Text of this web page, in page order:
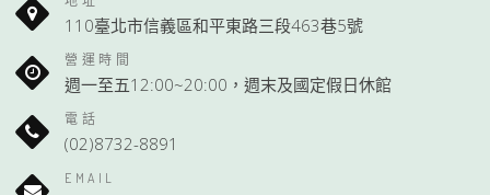
110臺北市信義區和平東路三段463巷5號
營運時間
週一至五12:00~20:00，週末及國定假日休館
電話
(02)8732-8891
EMAIL